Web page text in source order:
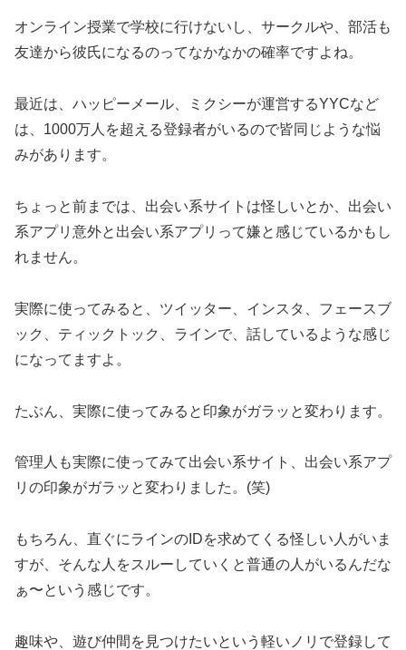
オンライン授業で学校に行けないし、サークルや、部活も
友達から彼氏になるのってなかなかの確率ですよね。
最近は、ハッピーメール、ミクシーが運営するYYCなど
は、1000万人を超える登録者がいるので皆同じような悩
みがあります。
ちょっと前までは、出会い系サイトは怪しいとか、出会い
系アプリ意外と出会い系アプリって嫌と感じているかもし
れません。
実際に使ってみると、ツイッター、インスタ、フェースブ
ック、ティックトック、ラインで、話しているような感じ
になってますよ。
たぶん、実際に使ってみると印象がガラッと変わります。
管理人も実際に使ってみて出会い系サイト、出会い系アプ
リの印象がガラッと変わりました。(笑)
もちろん、直ぐにラインのIDを求めてくる怪しい人がいま
すが、そんな人をスルーしていくと普通の人がいるんだな
ぁ〜という感じです。
趣味や、遊び仲間を見つけたいという軽いノリで登録して